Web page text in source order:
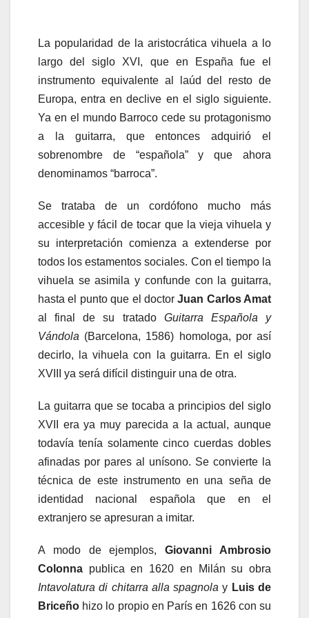
La popularidad de la aristocrática vihuela a lo
largo del siglo XVI, que en España fue el
instrumento equivalente al laúd del resto de
Europa, entra en declive en el siglo siguiente.
Ya en el mundo Barroco cede su protagonismo
a la guitarra, que entonces adquirió el
sobrenombre de “española” y que ahora
denominamos “barroca”.
Se trataba de un cordófono mucho más
accesible y fácil de tocar que la vieja vihuela y
su interpretación comienza a extenderse por
todos los estamentos sociales. Con el tiempo la
vihuela se asimila y confunde con la guitarra,
hasta el punto que el doctorJuan Carlos Amat
al final de su tratado Guitarra Española y
Vándola (Barcelona, 1586) homologa, por así
decirlo, la vihuela con la guitarra. En el siglo
XVIII ya será difícil distinguir una de otra.
La guitarra que se tocaba a principios del siglo
XVII era ya muy parecida a la actual, aunque
todavía tenía solamente cinco cuerdas dobles
afinadas por pares al unísono. Se convierte la
técnica de este instrumento en una seña de
identidad nacional española que en el
extranjero se apresuran a imitar.
A modo de ejemplos,Giovanni Ambrosio
Colonna publica en 1620 en Milán su obra
Intavolatura di chitarra alla spagnola y Luis de
Briceño hizo lo propio en París en 1626 con su